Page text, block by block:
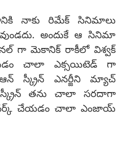
నాకు రిమేక్ సినిమాలు
అందుకే ఆ సినిమా
గా మెకానిక్ రాకీలో విశ్వక్
చాలా ఎక్సయిటెడ్ గా
స్క్రీన్ ఎనర్జీని మ్యాచ్
తను చాలా సరదాగా
చేయడం చాలా ఎంజాయ్